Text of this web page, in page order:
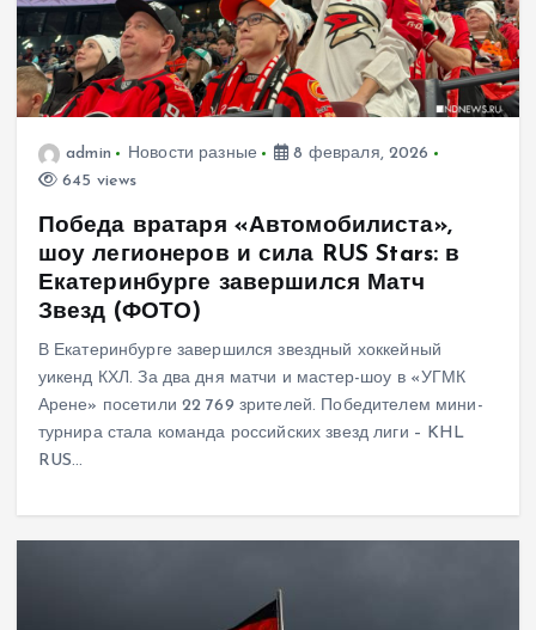
admin Новости разные
8 февраля, 2026
645 views
Победа вратаря «Автомобилиста»,
шоу легионеров и сила RUS Stars: в
Екатеринбурге завершился Матч
Звезд (ФОТО)
В Екатеринбурге завершился звездный хоккейный
уикенд КХЛ. За два дня матчи и мастер-шоу в «УГМК
Арене» посетили 22 769 зрителей. Победителем мини-
турнира стала команда российских звезд лиги – KHL
RUS…